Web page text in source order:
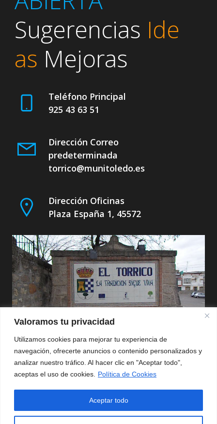
Valoramos tu privacidad
Utilizamos cookies para mejorar tu experiencia de
navegación, ofrecerte anuncios o contenido personalizados y
analizar nuestro tráfico. Al hacer clic en "Aceptar todo",
aceptas el uso de cookies.
Política de Cookies
Aceptar todo
Sugerencias Ide
as Mejoras
Teléfono Principal
925 43 63 51
Dirección Correo
predeterminada
torrico@munitoledo.es
Dirección Oficinas
Plaza España 1, 45572
Política de Privacidad
Política de Cookies